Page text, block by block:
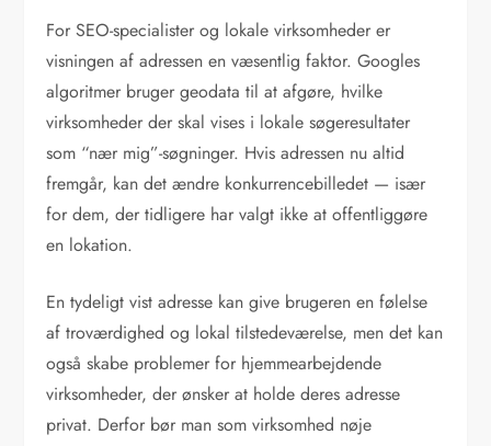
For SEO-specialister og lokale virksomheder er
visningen af adressen en væsentlig faktor. Googles
algoritmer bruger geodata til at afgøre, hvilke
virksomheder der skal vises i lokale søgeresultater
som “nær mig”-søgninger. Hvis adressen nu altid
fremgår, kan det ændre konkurrencebilledet — især
for dem, der tidligere har valgt ikke at offentliggøre
en lokation.
En tydeligt vist adresse kan give brugeren en følelse
af troværdighed og lokal tilstedeværelse, men det kan
også skabe problemer for hjemmearbejdende
virksomheder, der ønsker at holde deres adresse
privat. Derfor bør man som virksomhed nøje